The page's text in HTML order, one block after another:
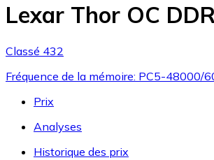
Lexar Thor OC
Classé 432
Fréquence de la mémoire: PC5-48000/
Prix
Analyses
Historique des prix